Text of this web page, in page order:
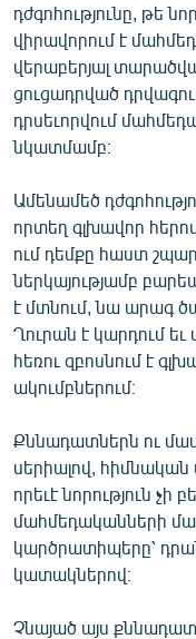
Հայերեն
English
Русский
ՀԵՏԵՎԵՔ ՄԵԶ
«Ազատության»
դժգոհությունը, թե
վիրավորում է
վերաբերյալ
ցուցադրված
դրսեւորվում
նկատմամբ։
Ամենամեծ
որտեղ գլխավոր
ում դեմքը հաստ
ներկայությամբ
է մտնում, նա արագ
Ղուրան է կարդում եւ
հեռու զբոսնում է
ակումբներում։
Քննադատներն ու
սերիալով,
որեւէ նորություն չի
մահմեդականների
կարծրատիպերը՝
կատակներով։
Չնայած այս